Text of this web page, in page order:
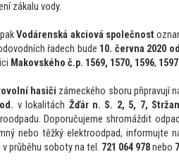
zákalu vody.
pakVodárenská akciová společnost
řadech bude 10. června 2020
Makovského č.p. 1569, 1570, 1596,
hasiči zámeckého sboru připravují
v lokalitách Žďár n. S. 2, 5, 7,
Doporučujeme shromáždit
nebo těžký elektroodpad, informujte
v průběhu soboty na tel. 721 064 978nebo